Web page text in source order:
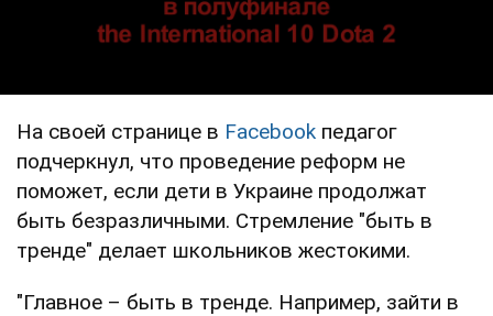
На своей странице в Facebook педагог
подчеркнул, что проведение реформ не
поможет, если дети в Украине продолжат
быть безразличными. Стремление "быть в
тренде" делает школьников жестокими.
"Главное – быть в тренде. Например, зайти в